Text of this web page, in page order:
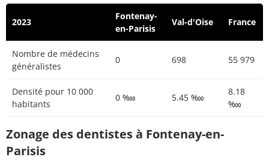
2023
Fontenay-
en-Parisis
Val-d'Oise France
Nombre de médecins
généralistes
0 698 55 979
Densité pour 10 000
habitants
0 ‱ 5.45 ‱
8.18
‱
Zonage des dentistes à Fontenay-en-
Parisis